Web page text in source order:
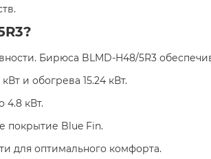
Бирюса BLMD-H48/5R3
и обогрева 15.24 кВт.
4.8 кВт.
покрытие Blue Fin.
для оптимального комфорта.